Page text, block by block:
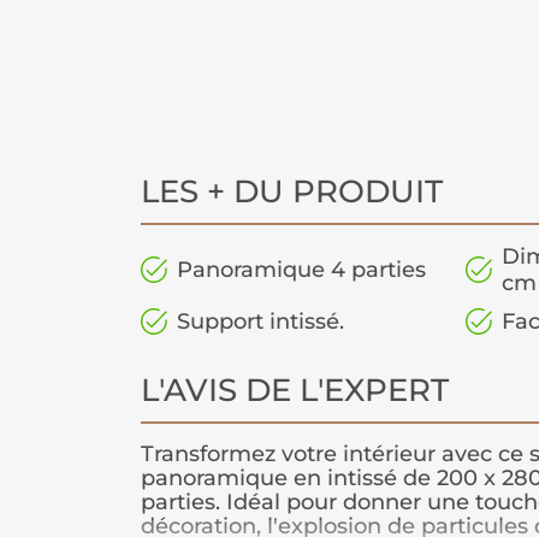
LES + DU PRODUIT
Panoramique 4 parties
cm
Support intissé.
L'AVIS DE L'EXPERT
Transformez votre intérieur avec ce
panoramique en intissé de 200 x
parties. Idéal pour donner une
décoration, l'explosion de particules